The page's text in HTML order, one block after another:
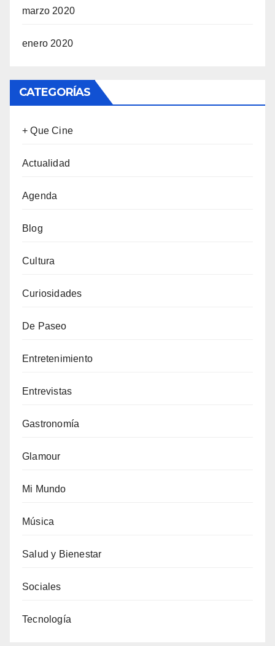
marzo 2020
enero 2020
CATEGORÍAS
+ Que Cine
Actualidad
Agenda
Blog
Cultura
Curiosidades
De Paseo
Entretenimiento
Entrevistas
Gastronomía
Glamour
Mi Mundo
Música
Salud y Bienestar
Sociales
Tecnología